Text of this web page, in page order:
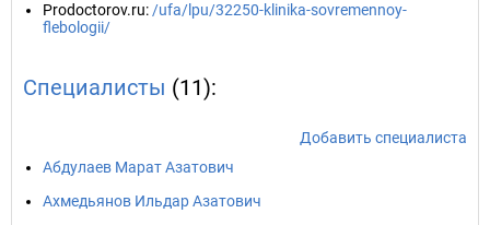
Prodoctorov.ru: /ufa/lpu/32250-klinika-sovremennoy-
flebologii/
Специалисты (11):
Добавить специалиста
Абдулаев Марат Азатович
Ахмедьянов Ильдар Азатович